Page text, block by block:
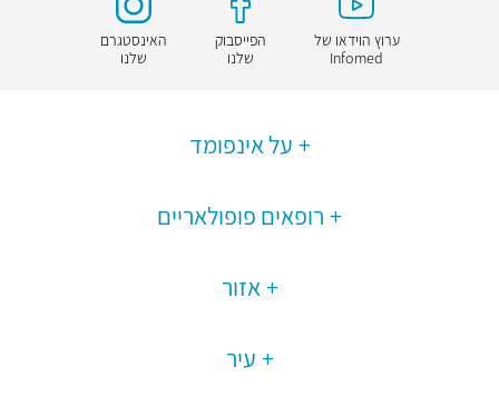
ערוץ הוידאו של
Infomed
הפייסבוק
שלנו
האינסטגרם
שלנו
על אינפומד
רופאים פופולאריים
אזור
עיר